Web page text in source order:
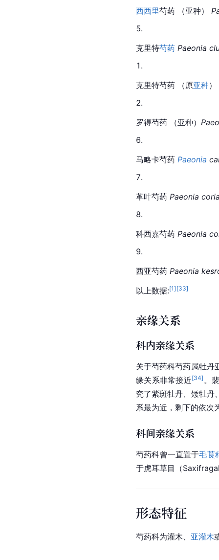
西西里芍药 （亚种）
克里特芍药 Paeonia
克里特芍药 （原亚种）
罗得芍药 （亚种）
马略卡芍药 Paeonia
革叶芍药 Paeonia
科西嘉芍药 Paeonia
西亚芍药 Paeonia
以上数据:[1] [33]
亲缘关系
科内亲缘关系
关于芍药科芍药属牡丹
缘关系非常接近[34] 。
究了紫斑牡丹、矮牡丹
系最为近，剩下的依次
科间亲缘关系
芍药科曾一直置于毛莨
于虎耳草目（
形态特征
芍药科为灌木、 亚灌木